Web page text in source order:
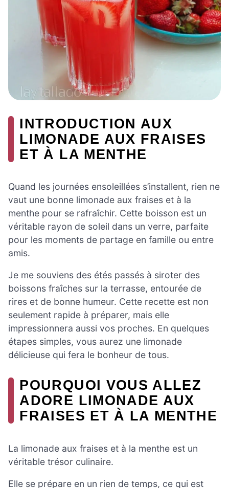
INTRODUCTION AUX
LIMONADE AUX FRAISES
ET À LA MENTHE
Quand les journées ensoleillées s’installent, rien ne
vaut une bonne limonade aux fraises et à la
menthe pour se rafraîchir. Cette boisson est un
véritable rayon de soleil dans un verre, parfaite
pour les moments de partage en famille ou entre
amis.
Je me souviens des étés passés à siroter des
boissons fraîches sur la terrasse, entourée de
rires et de bonne humeur. Cette recette est non
seulement rapide à préparer, mais elle
impressionnera aussi vos proches. En quelques
étapes simples, vous aurez une limonade
délicieuse qui fera le bonheur de tous.
POURQUOI VOUS ALLEZ
ADORE LIMONADE AUX
FRAISES ET À LA MENTHE
La limonade aux fraises et à la menthe est un
véritable trésor culinaire.
Elle se prépare en un rien de temps, ce qui est